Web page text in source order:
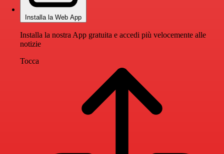
Installa la Web App
Installa la nostra App gratuita e accedi più velocemente alle
notizie
Tocca